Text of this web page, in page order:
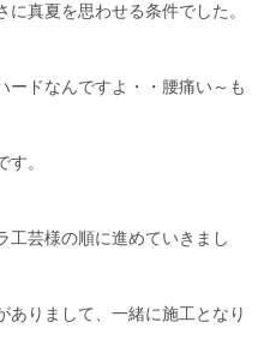
真夏を思わせる条件でした。
ードなんですよ・・腰痛い～も
。
工芸様の順に進めていきまし
ありまして、一緒に施工となり